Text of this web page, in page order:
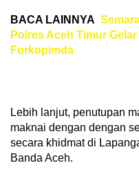
BACA LAINNYA
Polres Aceh Timur
Forkopimda
Lebih lanjut, penutupan
maknai dengan dengan
secara khidmat di
Banda Aceh.